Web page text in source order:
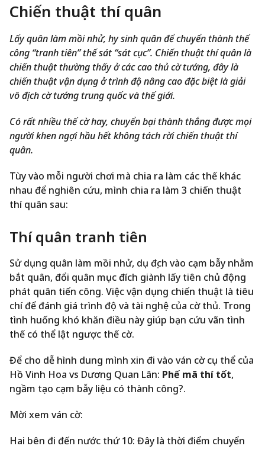
Chiến thuật thí quân
Lấy quân làm mồi nhử, hy sinh quân để chuyển thành thế
công “tranh tiên” thế sát “sát cục”. Chiến thuật thí quân là
chiến thuật thường thấy ở các cao thủ cờ tướng, đây là
chiến thuật vận dụng ở trình độ nâng cao đặc biệt là giải
vô địch cờ tướng trung quốc và thế giới.
Có rất nhiều thế cờ hay, chuyển bại thành thắng được mọi
người khen ngợi hầu hết không tách rời chiến thuật thí
quân.
Tùy vào mỗi người chơi mà chia ra làm các thế khác
nhau để nghiên cứu, mình chia ra làm 3 chiến thuật
thí quân sau:
Thí quân tranh tiên
Sử dụng quân làm mồi nhử, dụ địch vào cạm bẫy nhằm
bắt quân, đổi quân mục đích giành lấy tiên chủ động
phát quân tiến công. Việc vận dụng chiến thuật là tiêu
chí để đánh giá trình độ và tài nghệ của cờ thủ. Trong
tình huống khó khăn điều này giúp bạn cứu vãn tình
thế có thể lật ngược thế cờ.
Để cho dễ hình dung mình xin đi vào ván cờ cụ thể của
Hồ Vinh Hoa vs Dương Quan Lân: Phế mã thí tốt,
ngầm tạo cạm bẫy liệu có thành công?.
Mời xem ván cờ:
Hai bên đi đến nước thứ 10: Đây là thời điểm chuyển